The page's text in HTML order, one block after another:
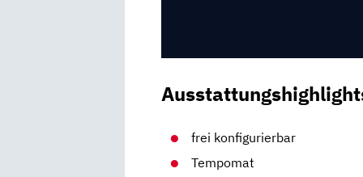
frei konfigurierbar
Tempomat